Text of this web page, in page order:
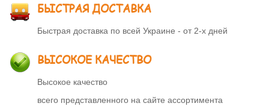
БЫСТРАЯ ДОСТАВКА
Быстрая доставка по всей Украине - от 2-х дней
ВЫСОКОЕ КАЧЕСТВО
Высокое качество
всего представленного на сайте ассортимента